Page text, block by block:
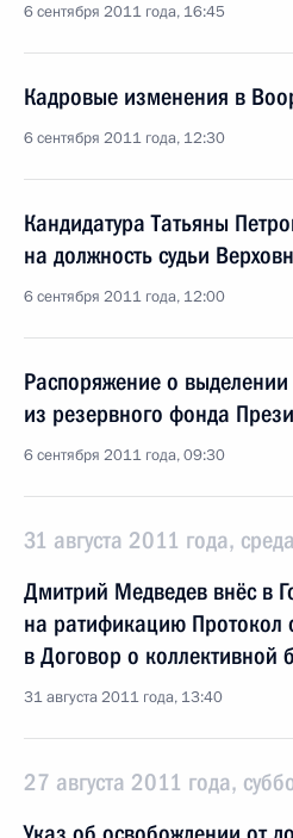
6 сентября 2011 года, 16:45
Кадровые изменения в
6 сентября 2011 года, 12:30
Кандидатура Татьяны
на должность судьи
6 сентября 2011 года, 12:00
Распоряжение о выделении
из резервного фонда
6 сентября 2011 года, 09:30
31 августа 2011 года, среда
Дмитрий Медведев внёс в
на ратификацию Протокол
в Договор о коллективной
31 августа 2011 года, 13:40
27 августа 2011 года,